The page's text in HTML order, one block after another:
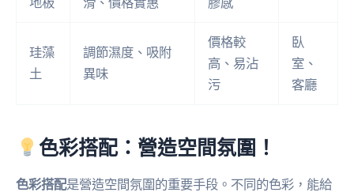
珪藻
土
調節濕度、吸附
異味
價格較
高、易沾
污
臥
室、
客廳
色彩搭配：營造空間氛圍！
色彩搭配是營造空間氛圍的重要手段。不同的色彩，能給